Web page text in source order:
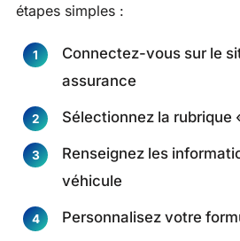
étapes simples :
Connectez-vous sur le
assurance
Sélectionnez la rubrique
Renseignez les
véhicule
Personnalisez votre